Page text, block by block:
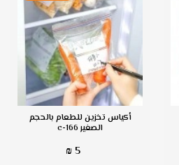
أكياس تخزين للطعام بالحجم
الصغير c-166
5 ₪